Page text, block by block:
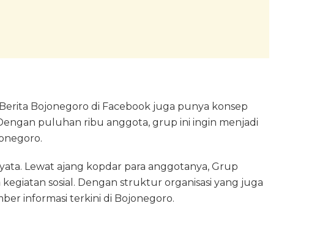
Bojonegoro di Facebook juga punya konsep
puluhan ribu anggota, grup ini ingin menjadi
Lewat ajang kopdar para anggotanya, Grup
sosial. Dengan struktur organisasi yang juga
informasi terkini di Bojonegoro.